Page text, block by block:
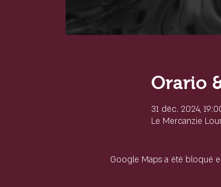
Orario
31 déc. 2024,
Le Mercanzie
Google Maps a été bloqué